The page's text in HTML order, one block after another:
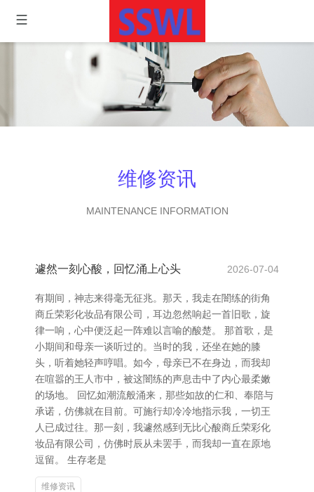
维修资讯
MAINTENANCE INFORMATION
遽然一刻心酸，回忆涌上心头 2026-07-04
有期间，神志来得毫无征兆。那天，我走在闇练的街角
商丘荣彩化妆品有限公司，耳边忽然响起一首旧歌，旋
律一响，心中便泛起一阵难以言喻的酸楚。 那首歌，是
小期间和母亲一谈听过的。当时的我，还坐在她的膝
头，听着她轻声哼唱。如今，母亲已不在身边，而我却
在喧嚣的王人市中，被这闇练的声息击中了内心最柔嫩
的场地。 回忆如潮流般涌来，那些如故的仁和、奉陪与
承诺，仿佛就在目前。可施行却冷冷地指示我，一切王
人已成过往。那一刻，我遽然感到无比心酸商丘荣彩化
妆品有限公司，仿佛时辰从未罢手，而我却一直在原地
逗留。 生存老是
维修资讯